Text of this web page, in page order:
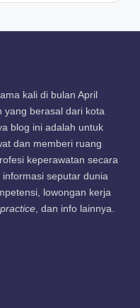
kali di bulan April
yang berasal dari kota
blog ini adalah untuk
dan memberi ruang
keperawatan secara
seputar dunia
lowongan kerja
, dan info lainnya.